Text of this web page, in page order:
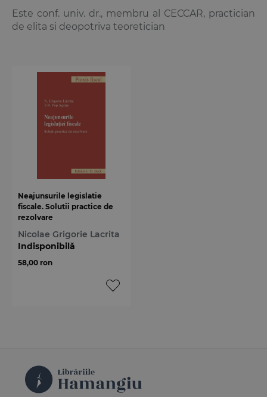
Este conf. univ. dr., membru al CECCAR, practician
de elita si deopotriva teoretician
Neajunsurile legislatie
fiscale. Solutii practice de
rezolvare
Nicolae Grigorie Lacrita
Indisponibilă
58,00 ron